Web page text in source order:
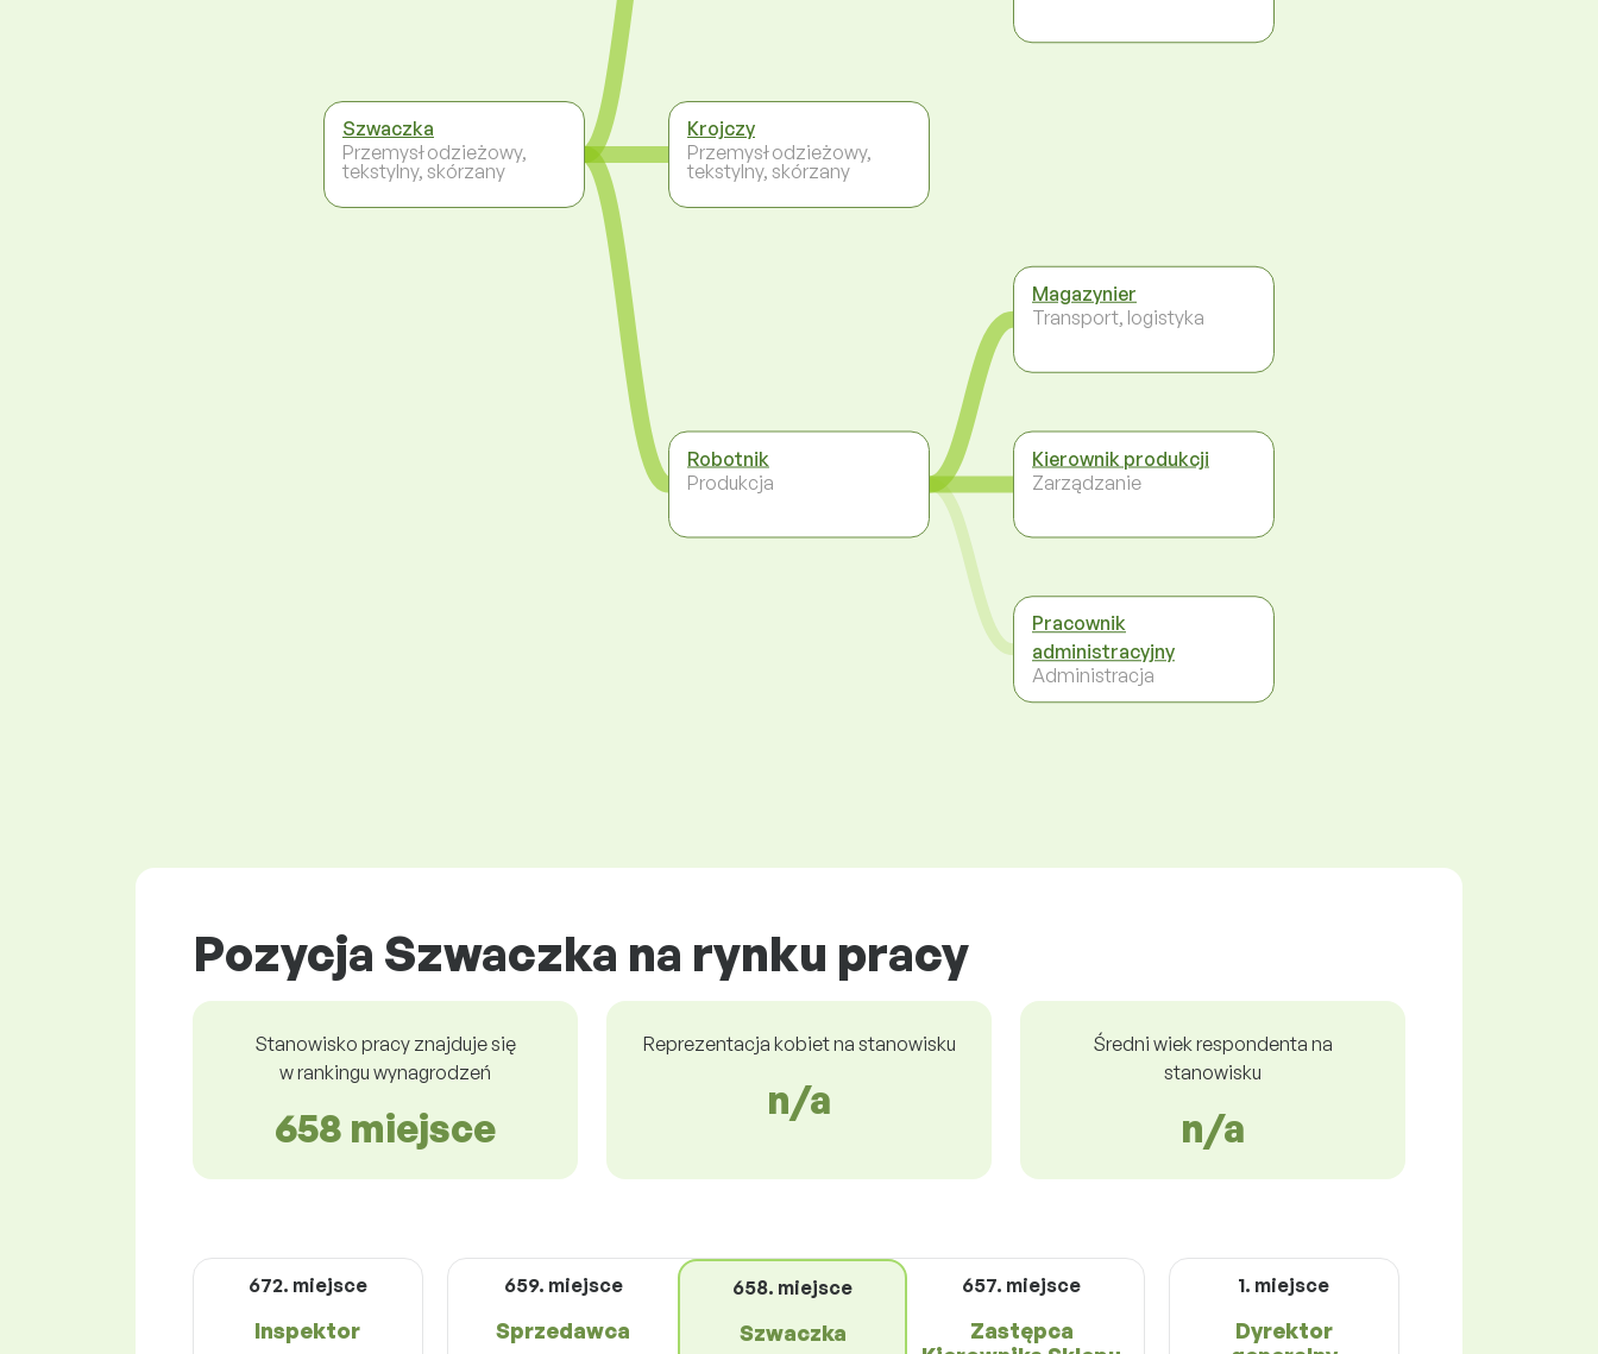
Szwaczka
Przemysł odzieżowy,
tekstylny, skórzany
Krojczy
Przemysł odzieżowy,
tekstylny, skórzany
Robotnik
Produkcja
Magazynier
Transport, logistyka
Kierownik produkcji
Zarządzanie
Pracownik
administracyjny
Administracja
Pozycja Szwaczka na rynku pracy
Stanowisko pracy znajduje się
w rankingu wynagrodzeń
658 miejsce
Reprezentacja kobiet na stanowisku
n/a
Średni wiek respondenta na
stanowisku
n/a
672. miejsce
Inspektor
659. miejsce
Sprzedawca
658. miejsce
Szwaczka
657. miejsce
Zastępca
1. miejsce
Dyrektor